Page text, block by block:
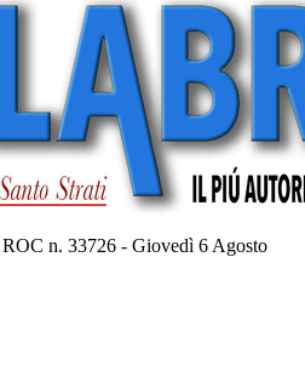
n. 33726 - Giovedì 6 Agosto